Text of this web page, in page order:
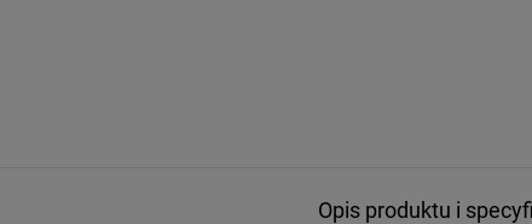
Opis produktu i